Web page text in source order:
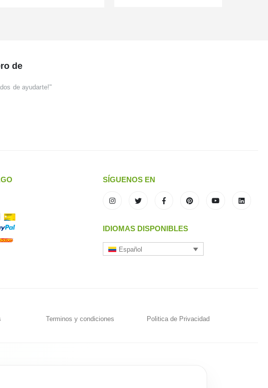
de
de ayudarte!"
SÍGUENOS EN
IDIOMAS DISPONIBLES
Español
Terminos y condiciones Politica de Privacidad